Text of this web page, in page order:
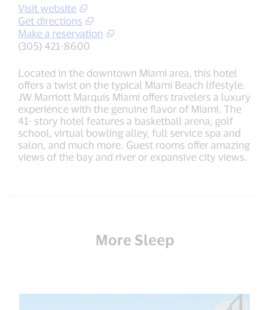
Visit website
Get directions
Make a reservation
(305) 421-8600
Located in the downtown Miami area, this hotel
offers a twist on the typical Miami Beach lifestyle.
JW Marriott Marquis Miami offers travelers a luxury
experience with the genuine flavor of Miami. The
41- story hotel features a basketball arena, golf
school, virtual bowling alley, full service spa and
salon, and much more. Guest rooms offer amazing
views of the bay and river or expansive city views.
More Sleep